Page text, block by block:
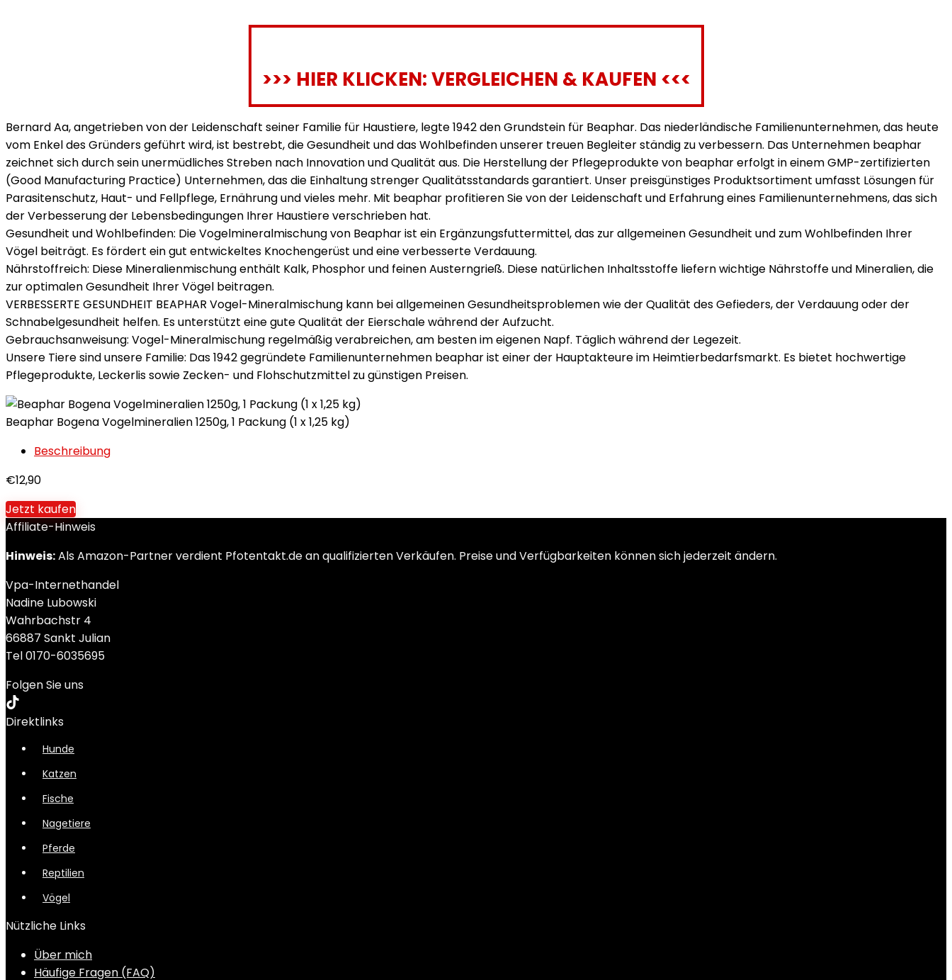
>>> HIER KLICKEN: VERGLEICHEN & KAUFEN <<<
Bernard Aa, angetrieben von der Leidenschaft seiner Familie für Haustiere, legte 1942 den Grundstein für Beaphar. Das niederländische Familienunternehmen, das heute
vom Enkel des Gründers geführt wird, ist bestrebt, die Gesundheit und das Wohlbefinden unserer treuen Begleiter ständig zu verbessern. Das Unternehmen beaphar
zeichnet sich durch sein unermüdliches Streben nach Innovation und Qualität aus. Die Herstellung der Pflegeprodukte von beaphar erfolgt in einem GMP-zertifizierten
(Good Manufacturing Practice) Unternehmen, das die Einhaltung strenger Qualitätsstandards garantiert. Unser preisgünstiges Produktsortiment umfasst Lösungen für
Parasitenschutz, Haut- und Fellpflege, Ernährung und vieles mehr. Mit beaphar profitieren Sie von der Leidenschaft und Erfahrung eines Familienunternehmens, das sich
der Verbesserung der Lebensbedingungen Ihrer Haustiere verschrieben hat.
Gesundheit und Wohlbefinden: Die Vogelmineralmischung von Beaphar ist ein Ergänzungsfuttermittel, das zur allgemeinen Gesundheit und zum Wohlbefinden Ihrer
Vögel beiträgt. Es fördert ein gut entwickeltes Knochengerüst und eine verbesserte Verdauung.
Nährstoffreich: Diese Mineralienmischung enthält Kalk, Phosphor und feinen Austerngrieß. Diese natürlichen Inhaltsstoffe liefern wichtige Nährstoffe und Mineralien, die
zur optimalen Gesundheit Ihrer Vögel beitragen.
VERBESSERTE GESUNDHEIT BEAPHAR Vogel-Mineralmischung kann bei allgemeinen Gesundheitsproblemen wie der Qualität des Gefieders, der Verdauung oder der
Schnabelgesundheit helfen. Es unterstützt eine gute Qualität der Eierschale während der Aufzucht.
Gebrauchsanweisung: Vogel-Mineralmischung regelmäßig verabreichen, am besten im eigenen Napf. Täglich während der Legezeit.
Unsere Tiere sind unsere Familie: Das 1942 gegründete Familienunternehmen beaphar ist einer der Hauptakteure im Heimtierbedarfsmarkt. Es bietet hochwertige
Pflegeprodukte, Leckerlis sowie Zecken- und Flohschutzmittel zu günstigen Preisen.
Beaphar Bogena Vogelmineralien 1250g, 1 Packung (1 x 1,25 kg)
Beschreibung
€12,90
Jetzt kaufen
Affiliate-Hinweis
Hinweis:Als Amazon-Partner verdient Pfotentakt.de an qualifizierten Verkäufen. Preise und Verfügbarkeiten können sich jederzeit ändern.
Vpa-Internethandel
Nadine Lubowski
Wahrbachstr 4
66887 Sankt Julian
Tel 0170-6035695
Folgen Sie uns
Direktlinks
Hunde
Katzen
Fische
Nagetiere
Pferde
Reptilien
Vögel
Nützliche Links
Über mich
Häufige Fragen (FAQ)